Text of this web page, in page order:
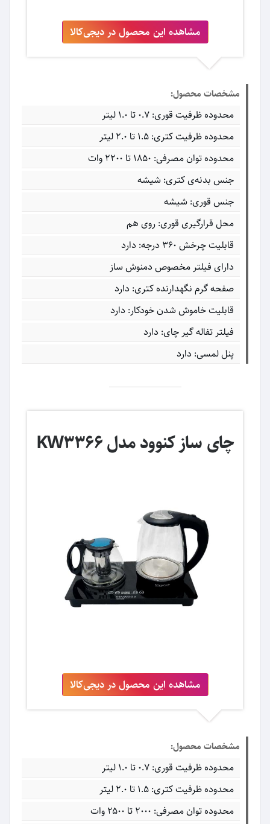
مشاهده این محصول در دیجی‌کالا
مشخصات محصول:
محدوده ظرفیت قوری: ۰.۷ تا ۱.۰ لیتر
محدوده ظرفیت کتری: ۱.۵ تا ۲.۰ لیتر
محدوده توان مصرفی: ۱۸۵۰ تا ۲۲۰۰ وات
جنس بدنه‌ی کتری: شیشه
جنس قوری: شیشه
محل قرارگیری قوری: روی هم
قابلیت چرخش ۳۶۰ درجه: دارد
دارای فیلتر مخصوص دمنوش ساز
صفحه گرم نگهدارنده کتری: دارد
قابلیت خاموش شدن خودکار: دارد
فیلتر تفاله گیر چای: دارد
پنل لمسی: دارد
چای ساز کنوود مدل KW3366
مشاهده این محصول در دیجی‌کالا
مشخصات محصول:
محدوده ظرفیت قوری: ۰.۷ تا ۱.۰ لیتر
محدوده ظرفیت کتری: ۱.۵ تا ۲.۰ لیتر
محدوده توان مصرفی: ۲۰۰۰ تا ۲۵۰۰ وات